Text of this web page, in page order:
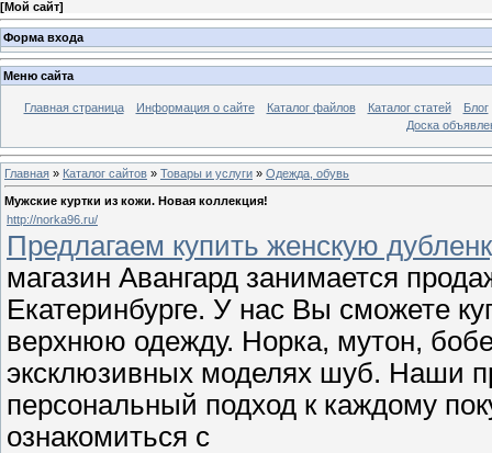
[Мой сайт]
Форма входа
Меню сайта
Главная страница Информация о сайте Каталог файлов Каталог статей
Блог
Доска
Главная » Каталог сайтов » Товары и услуги » Одежда, обувь
Мужские куртки из кожи. Новая коллекция!
http://norka96.ru/
Предлагаем купить женскую
магазин Авангард занимается
Екатеринбурге. У нас Вы сможете
верхнюю одежду. Норка, мутон,
эксклюзивных моделях шуб. Наши
персональный подход к каждому
ознакомиться с